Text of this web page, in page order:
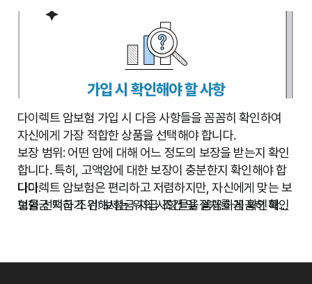
암 수술비:
류에 따라 보험금이 다를 수 있습니다.
항암 화학 요법, 방사선 치료 등의 항암 치료에
대한 비용을 보장합니다. 치료의 종류와 횟수에 따라 보험금
입원비 및 통원비: 암 치료를 위한 입원 및 통원 치료 시 발
생하는 비용을 보장합니다.
액 기간을 확인하여 예상치 못한 손해를 방지해야 합니다.
가입 시 확인해야 할 사항
다이렉트 암보험 가입 시 다음 사항들을 꼼꼼히 확인하여
자신에게 가장 적합한 상품을 선택해야 합니다.
보장 범위: 어떤 암에 대해 어느 정도의 보장을 받는지 확인
합니다. 특히, 고액암에 대한 보장이 충분한지 확인해야 합
니다.
보험금 지급 조건:보험금 지급 조건 및 절차를 꼼꼼히 확인
다이렉트 암보험은 편리하고 저렴하지만, 자신에게 맞는 보
험을 선택하기 위해서는 위의 사항들을 꼼꼼하게 확인해야